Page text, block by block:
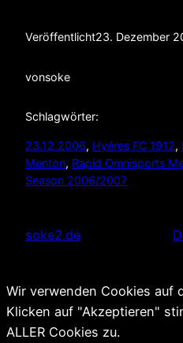
Veröffentlicht23. Dezember
vonsoke
Schlagwörter:
23.12.2006, Hyéres FC 1912,
Menton, Rapid Omnisports
Season 2006/2007
soke2.de
Wir verwenden Cookies auf
Klicken auf "Akzeptieren"
ALLER Cookies zu.